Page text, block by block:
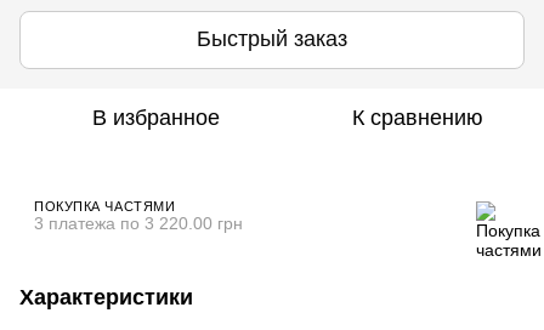
Быстрый заказ
В избранное К сравнению
ПОКУПКА ЧАСТЯМИ
3 платежа по 3 220.00 грн
Характеристики